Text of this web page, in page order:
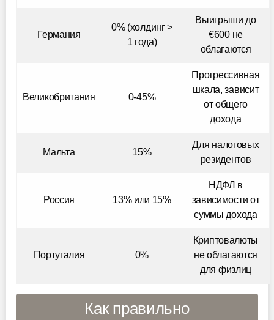
Германия
0% (холдинг >
1 года)
Выигрыши до
€600 не
облагаются
Великобритания 0-45%
Прогрессивная
шкала, зависит
от общего
дохода
Мальта 15%
Для налоговых
резидентов
Россия 13% или 15%
НДФЛ в
зависимости от
суммы дохода
Португалия 0%
Криптовалюты
не облагаются
для физлиц
Как правильно